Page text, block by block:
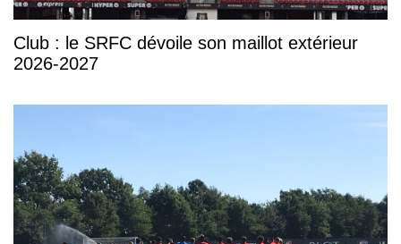
Club : le SRFC dévoile son maillot extérieur
2026-2027